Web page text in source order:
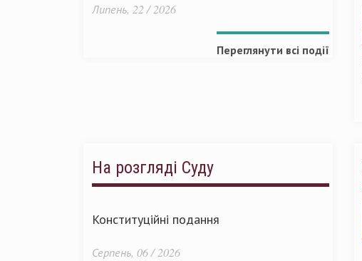
Липень, 22 / 2026
Переглянути всі події
На розгляді Суду
Конституційні подання
Серпень, 06 / 2026